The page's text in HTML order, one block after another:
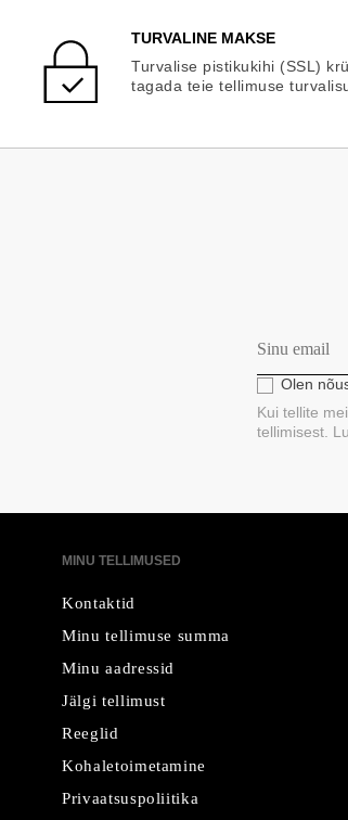
TURVALINE MAKSE
Turvalise pistikukihi (SSL)
tagada teie tellimuse
Olen
Kui tellite
tellimisest.
MINU TELLIMUSED
Kontaktid
Minu tellimuse summa
Minu aadressid
Jälgi tellimust
Reeglid
Kohaletoimetamine
Privaatsuspoliitika